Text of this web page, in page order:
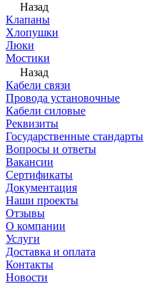
Назад
Клапаны
Хлопушки
Люки
Мостики
Назад
Кабели связи
Провода установочные
Кабели силовые
Реквизиты
Государственные стандарты
Вопросы и ответы
Вакансии
Сертификаты
Документация
Наши проекты
Отзывы
О компании
Услуги
Доставка и оплата
Контакты
Новости